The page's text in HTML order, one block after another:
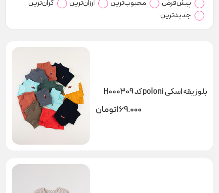
پیش‌فرض محبوب‌ترین ارزان‌ترین
گران‌ترین
جدیدترین
بلوز یقه اسکی poloni کد H000309
169.000تومان